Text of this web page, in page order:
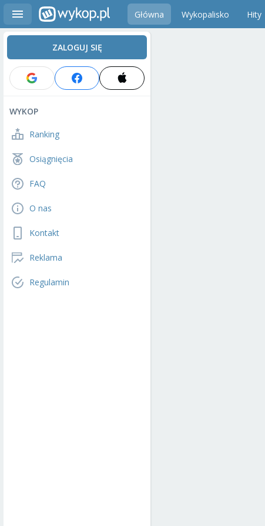
Główna Wykopalisko Hity
ZALOGUJ SIĘ
WYKOP
Ranking
Osiągnięcia
FAQ
O nas
Kontakt
Reklama
Regulamin